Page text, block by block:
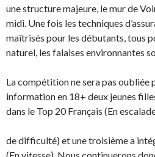
une structure majeure, le mur de
midi. Une fois les techniques
maîtrisés pour les débutants, tous
naturel, les falaises environnantes
La compétition ne sera pas oubliée
information en 18+ deux jeunes
dans le Top 20 Français (En
de difficulté) et une troisième a